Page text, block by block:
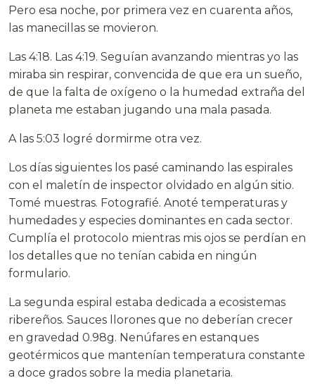
Pero esa noche, por primera vez en cuarenta años,
las manecillas se movieron.
Las 4:18. Las 4:19. Seguían avanzando mientras yo las
miraba sin respirar, convencida de que era un sueño,
de que la falta de oxígeno o la humedad extraña del
planeta me estaban jugando una mala pasada.
A las 5:03 logré dormirme otra vez.
Los días siguientes los pasé caminando las espirales
con el maletín de inspector olvidado en algún sitio.
Tomé muestras. Fotografié. Anoté temperaturas y
humedades y especies dominantes en cada sector.
Cumplía el protocolo mientras mis ojos se perdían en
los detalles que no tenían cabida en ningún
formulario.
La segunda espiral estaba dedicada a ecosistemas
ribereños. Sauces llorones que no deberían crecer
en gravedad 0.98g. Nenúfares en estanques
geotérmicos que mantenían temperatura constante
a doce grados sobre la media planetaria.